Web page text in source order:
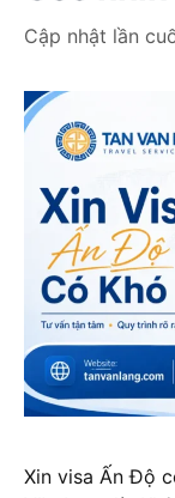
Cập nhật lần
Xin visa Ấn Độ